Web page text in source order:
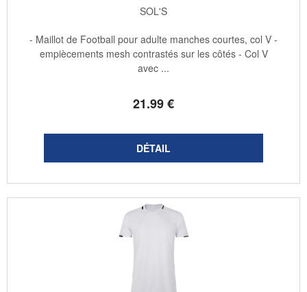
SOL'S
21.99€
- Maillot de Football pour adulte manches courtes, col V -
empiècements mesh contrastés sur les côtés - Col V
avec ...